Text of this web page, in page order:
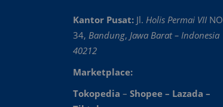
Kantor Pusat: Jl. Holis Permai VII NO
34, Bandung, Jawa Barat – Indonesia
40212
Marketplace:
Tokopedia – Shopee – Lazada –